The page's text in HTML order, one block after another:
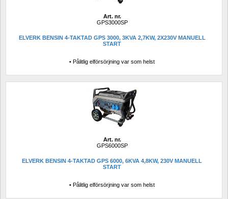
Art. nr.
GPS3000SP
ELVERK BENSIN 4-TAKTAD GPS 3000, 3KVA 2,7KW, 2X230V MANUELL
START
• Pålitlig elförsörjning var som helst
Art. nr.
GPS6000SP
ELVERK BENSIN 4-TAKTAD GPS 6000, 6KVA 4,8KW, 230V MANUELL
START
• Pålitlig elförsörjning var som helst